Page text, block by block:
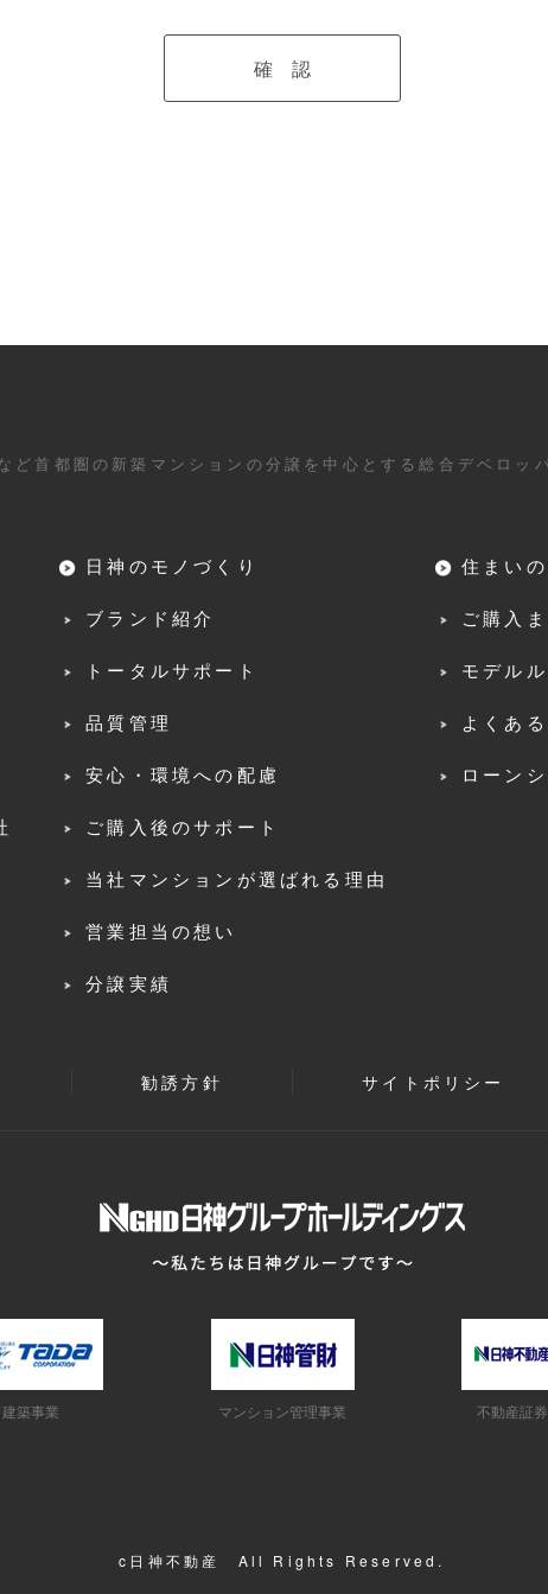
ど首都圏の新築マンションの分譲を中心とする総合デベロッ
日神のモノづくり
ブランド紹介
トータルサポート
品質管理
安心・環境への配慮
ご購入後のサポート
当社マンションが選ばれる理由
営業担当の想い
分譲実績
住まい
ご購入
モデル
よくあ
ローン
勧誘方針 サイトポリシー
建築事業 マンション管理事業 不動産証
c日神不動産 All Rights Reserved.